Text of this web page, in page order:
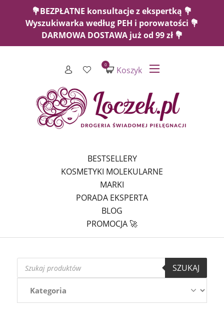
💐BEZPŁATNE konsultacje z ekspertką 💐
Wyszukiwarka według PEH i porowatości 💐
DARMOWA DOSTAWA już od 99 zł 💐
Koszyk
0
BESTSELLERY
KOSMETYKI MOLEKULARNE
MARKI
PORADA EKSPERTA
BLOG
PROMOCJA 🚀
Wyszukiwarka
produktów
SZUKAJ